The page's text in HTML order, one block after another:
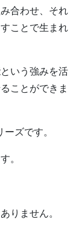
合わせ、それ
ことで生まれ
いう強みを活
ことができま
ズです。
。
りません。